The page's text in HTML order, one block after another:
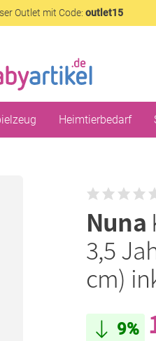
Outlet mit Code: outlet15
Heimtierbedarf
Nuna
3,5
cm)
9%